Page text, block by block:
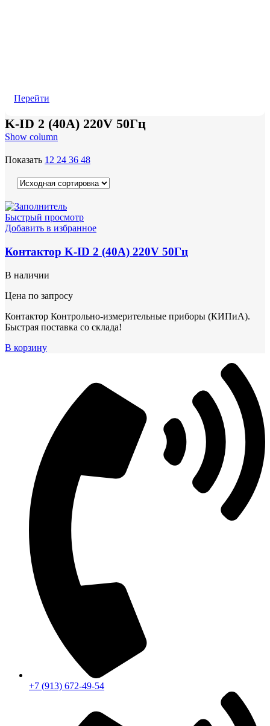
Перейти
K-ID 2 (40А) 220V 50Гц
Show column
Показать 12 24 36 48
Быстрый просмотр
Добавить в избранное
Контактор K-ID 2 (40А) 220V 50Гц
В наличии
Цена по запросу
Контактор Контрольно-измерительные приборы (КИПиА).
Быстрая поставка со склада!
В корзину
+7 (913) 672-49-54